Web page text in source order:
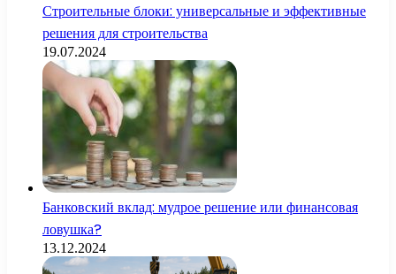
Строительные блоки: универсальные и эффективные
решения для строительства
19.07.2024
Банковский вклад: мудрое решение или финансовая
ловушка?
13.12.2024